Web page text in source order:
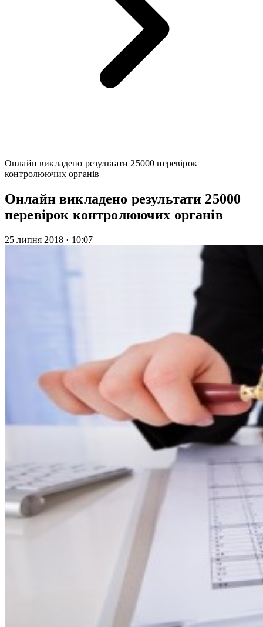
Онлайн викладено результати 25000 перевірок
контролюючих органів
Онлайн викладено результати 25000
перевірок контролюючих органів
25 липня 2018 · 10:07